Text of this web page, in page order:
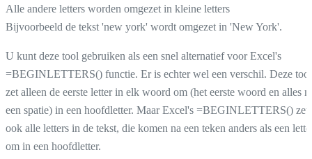
Alle andere letters worden omgezet in kleine letters
Bijvoorbeeld de tekst 'new york' wordt omgezet in 'New York'.
U kunt deze tool gebruiken als een snel alternatief voor Excel's
=BEGINLETTERS() functie. Er is echter wel een verschil. Deze tool
zet alleen de eerste letter in elk woord om (het eerste woord en alles
een spatie) in een hoofdletter. Maar Excel's =BEGINLETTERS() zet
ook alle letters in de tekst, die komen na een teken anders als een
om in een hoofdletter.